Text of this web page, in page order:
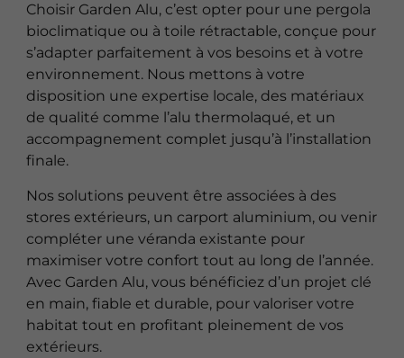
Choisir Garden Alu, c’est opter pour une pergola
bioclimatique ou à toile rétractable, conçue pour
s’adapter parfaitement à vos besoins et à votre
environnement. Nous mettons à votre
disposition une expertise locale, des matériaux
de qualité comme l’alu thermolaqué, et un
accompagnement complet jusqu’à l’installation
finale.
Nos solutions peuvent être associées à des
stores extérieurs, un carport aluminium, ou venir
compléter une véranda existante pour
maximiser votre confort tout au long de l’année.
Avec Garden Alu, vous bénéficiez d’un projet clé
en main, fiable et durable, pour valoriser votre
habitat tout en profitant pleinement de vos
extérieurs.